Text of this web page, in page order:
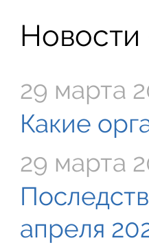
Новости
29 марта
Какие
29 марта
апреля